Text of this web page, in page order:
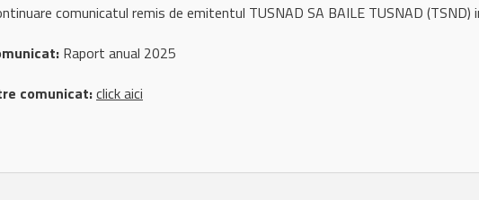
comunicatul remis de emitentul TUSNAD SA BAILE TUSNAD
Raport anual 2025
comunicat:click aici